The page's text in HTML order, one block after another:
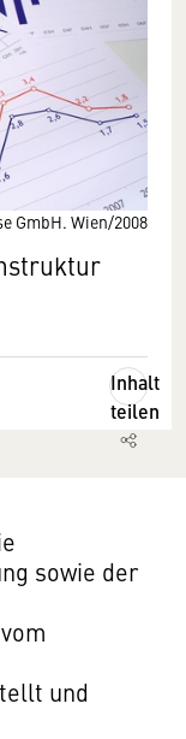
GmbH. Wien/2008
Inhalt
teilen
sowie der
und